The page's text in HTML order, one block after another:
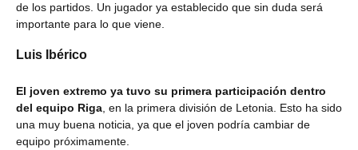
de los partidos. Un jugador ya establecido que sin duda será
importante para lo que viene.
Luis Ibérico
El joven extremo ya tuvo su primera participación dentro
del equipo Riga , en la primera división de Letonia. Esto ha sido
una muy buena noticia, ya que el joven podría cambiar de
equipo próximamente.